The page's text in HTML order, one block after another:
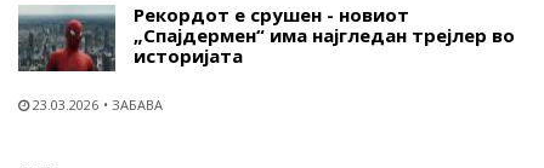
Рекордот е срушен - новиот
„Спајдермен“ има најгледан трејлер во
историјата
23.03.2026 ЗАБАВА